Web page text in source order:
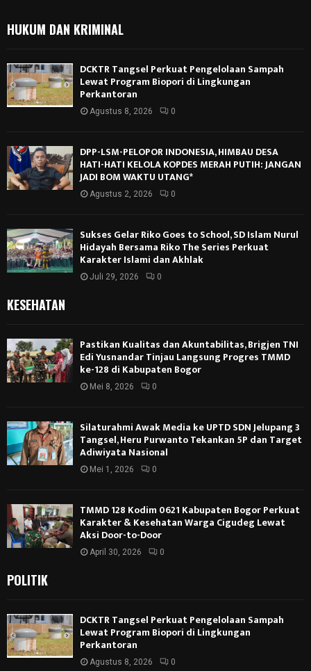
HUKUM DAN KRIMINAL
DCKTR Tangsel Perkuat Pengelolaan Sampah
Lewat Program Biopori di Lingkungan
Perkantoran
Agustus 8, 2026 0
DPP-LSM-PELOPOR INDONESIA, HIMBAU DESA
HATI-HATI KELOLA KOPDES MERAH PUTIH: JANGAN
JADI BOM WAKTU UTANG*
Agustus 2, 2026 0
Sukses Gelar Riko Goes to School, SD Islam Nurul
Hidayah Bersama Riko The Series Perkuat
Karakter Islami dan Akhlak
Juli 29, 2026 0
KESEHATAN
Pastikan Kualitas dan Akuntabilitas, Brigjen TNI
Edi Yusnandar Tinjau Langsung Progres TMMD
ke-128 di Kabupaten Bogor
Mei 8, 2026 0
Silaturahmi Awak Media ke UPTD SDN Jelupang 3
Tangsel, Heru Purwanto Tekankan 5P dan Target
Adiwiyata Nasional
Mei 1, 2026 0
TMMD 128 Kodim 0621 Kabupaten Bogor Perkuat
Karakter & Kesehatan Warga Cigudeg Lewat
Aksi Door-to-Door
April 30, 2026 0
POLITIK
DCKTR Tangsel Perkuat Pengelolaan Sampah
Lewat Program Biopori di Lingkungan
Perkantoran
Agustus 8, 2026 0